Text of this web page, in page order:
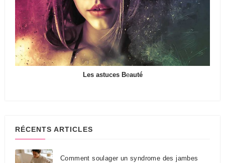
Les astuces Beauté
RÉCENTS ARTICLES
Comment soulager un syndrome des jambes